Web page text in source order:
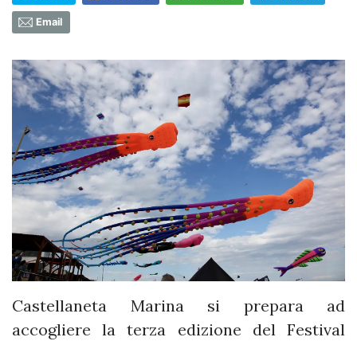
Email
Castellaneta Marina si prepara ad
accogliere la terza edizione del Festival